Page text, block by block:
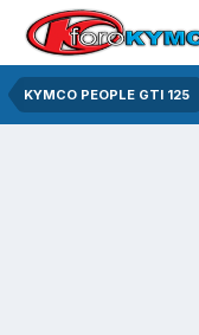
KYMCO PEOPLE GTI 125